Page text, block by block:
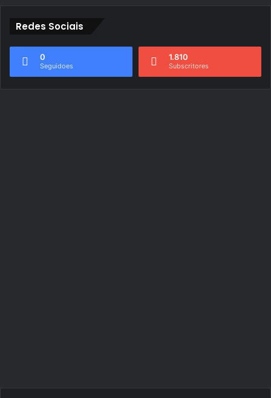
Redes Sociais
0
Seguidoes
1.810
Subscritores